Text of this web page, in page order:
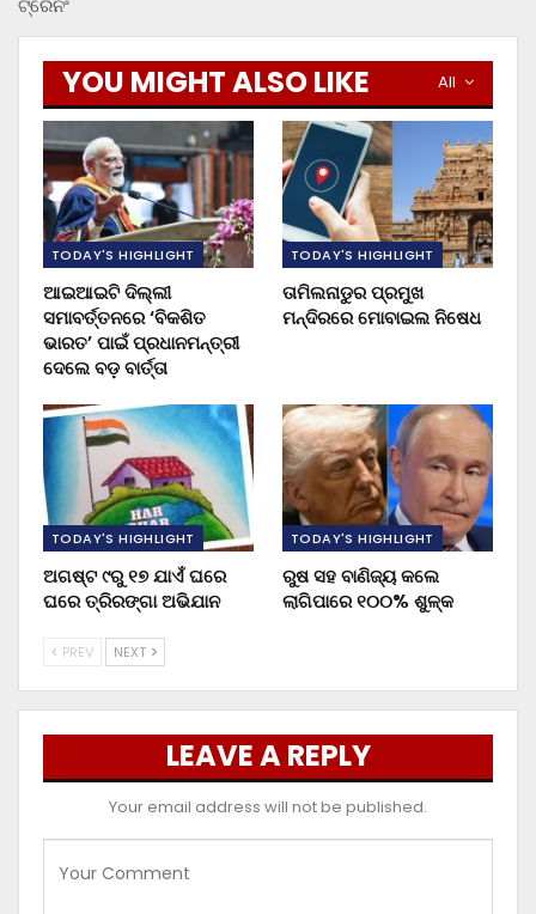
ଟ୍ରେନିଂ
All
YOU MIGHT ALSO LIKE
TODAY'S HIGHLIGHT
ଆଇଆଇଟି ଦିଲ୍ଲୀ
ସମାବର୍ତ୍ତନରେ ‘ବିକଶିତ
ଭାରତ’ ପାଇଁ ପ୍ରଧାନମନ୍ତ୍ରୀ
ଦେଲେ ବଡ଼ ବାର୍ତ୍ତା
TODAY'S HIGHLIGHT
ତାମିଲନାଡୁର ପ୍ରମୁଖ
ମନ୍ଦିରରେ ମୋବାଇଲ ନିଷେଧ
TODAY'S HIGHLIGHT
ଅଗଷ୍ଟ ୯ରୁ ୧୭ ଯାଏଁ ଘରେ
ଘରେ ତ୍ରିରଙ୍ଗା ଅଭିଯାନ
TODAY'S HIGHLIGHT
ରୁଷ ସହ ବାଣିଜ୍ୟ କଲେ
ଲାଗିପାରେ ୧୦୦% ଶୁଳ୍କ
PREV NEXT
LEAVE A REPLY
Your email address will not be published.